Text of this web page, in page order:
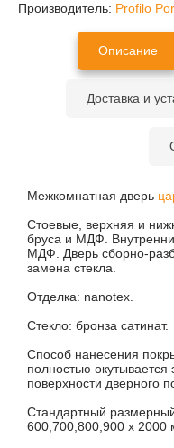
Производитель: Profilo
Описание
Доставка и
Межкомнатная дверь
Стоевые, верхняя и
бруса и МДФ.
МДФ. Дверь сборно-
замена стекла.
Отделка: nanotex.
Стекло: бронза сатинат.
Способ нанесения
полностью
поверхности дверного
Стандартный
600,700,800,900 х 2000